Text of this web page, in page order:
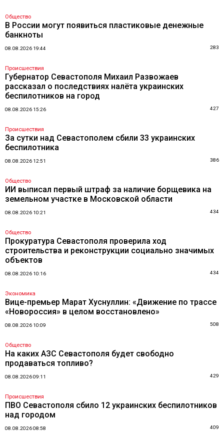
Общество
В России могут появиться пластиковые денежные
банкноты
08.08.2026 19:44 283
Происшествия
Губернатор Севастополя Михаил Развожаев
рассказал о последствиях налёта украинских
беспилотников на город
08.08.2026 15:26 427
Происшествия
За сутки над Севастополем сбили 33 украинских
беспилотника
08.08.2026 12:51 386
Общество
ИИ выписал первый штраф за наличие борщевика на
земельном участке в Московской области
08.08.2026 10:21 434
Общество
Прокуратура Севастополя проверила ход
строительства и реконструкции социально значимых
объектов
08.08.2026 10:16 434
Экономика
Вице-премьер Марат Хуснуллин: «Движение по трассе
«Новороссия» в целом восстановлено»
08.08.2026 10:09 508
Общество
На каких АЗС Севастополя будет свободно
продаваться топливо?
08.08.2026 09:11 429
Происшествия
ПВО Севастополя сбило 12 украинских беспилотников
над городом
08.08.2026 08:58 409